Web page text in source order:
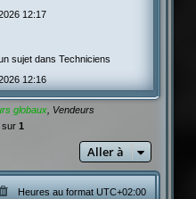
12:17
sujet dans Techniciens
12:16
globaux, Vendeurs
1
Aller à
Heures au formatUTC+02:00